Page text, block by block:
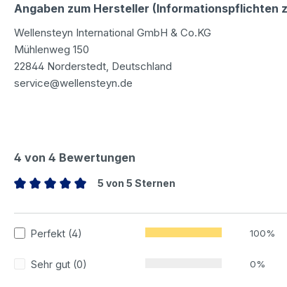
Angaben zum Hersteller (Informationspflichten
Wellensteyn International GmbH & Co.KG
Mühlenweg 150
22844 Norderstedt, Deutschland
service@wellensteyn.de
4 von 4 Bewertungen
5 von 5 Sternen
Perfekt (4) 100%
Sehr gut (0) 0%